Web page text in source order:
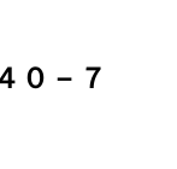
０－７